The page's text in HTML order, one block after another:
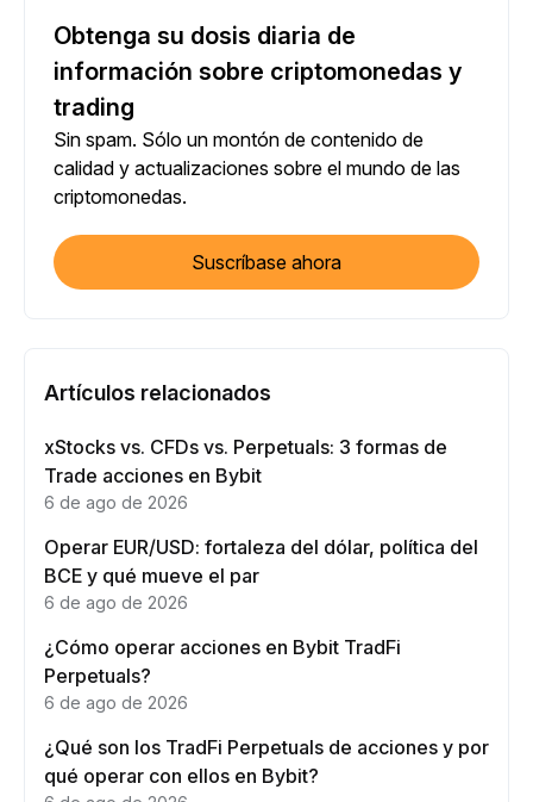
Obtenga su dosis diaria de
información sobre criptomonedas y
trading
Sin spam. Sólo un montón de contenido de
calidad y actualizaciones sobre el mundo de las
criptomonedas.
Suscríbase ahora
Artículos relacionados
xStocks vs. CFDs vs. Perpetuals: 3 formas de
Trade acciones en Bybit
6 de ago de 2026
Operar EUR/USD: fortaleza del dólar, política del
BCE y qué mueve el par
6 de ago de 2026
¿Cómo operar acciones en Bybit TradFi
Perpetuals?
6 de ago de 2026
¿Qué son los TradFi Perpetuals de acciones y por
qué operar con ellos en Bybit?